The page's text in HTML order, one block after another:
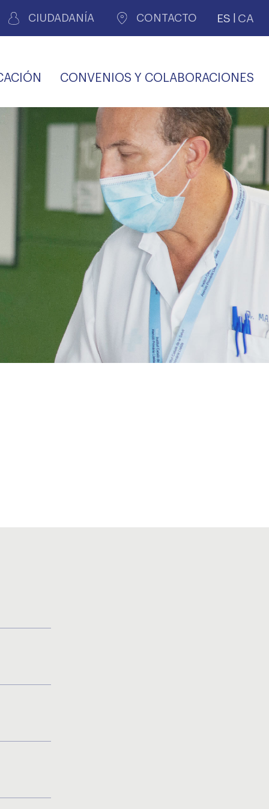
CIUDADANÍA CONTACTO ES CA
MÉDICOS POR
PERITAJE
JUDICIAL
CONVENIOS Y COLABORACIONES
COLEGIALES
PERSONAL LABORAL
COMLL
SALUD Y APOYO AL
MÉDICO
AGENCIA DE
VIDA
PROFESIONAL
OFERTAS Y
DESCUENTOS
PREMIOS Y BECAS TRANSPARENCIA
RECETAS
privada
TRÁMITES CONSULTA
MÉDICA